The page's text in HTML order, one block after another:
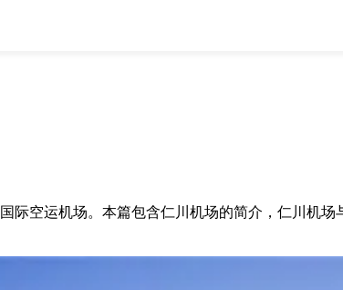
国际空运机场。本篇包含仁川机场的简介，仁川机场